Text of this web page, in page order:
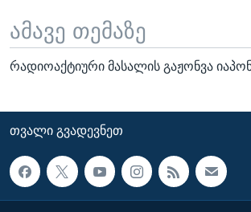
ამავე თემაზე
რადიოაქტიური მასალის გაჟონვა
ᲗᲕᲐᲚᲘ ᲒᲕᲐᲓᲔᲕᲜᲔᲗ